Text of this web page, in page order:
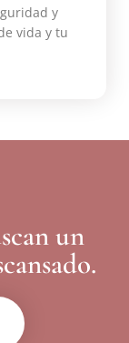
y
vida y tu
un